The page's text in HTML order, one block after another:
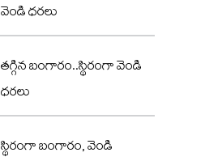
వెండి ధరలు
తగ్గిన బంగారం..స్థిరంగా వెండి
ధరలు
స్థిరంగా బంగారం, వెండి